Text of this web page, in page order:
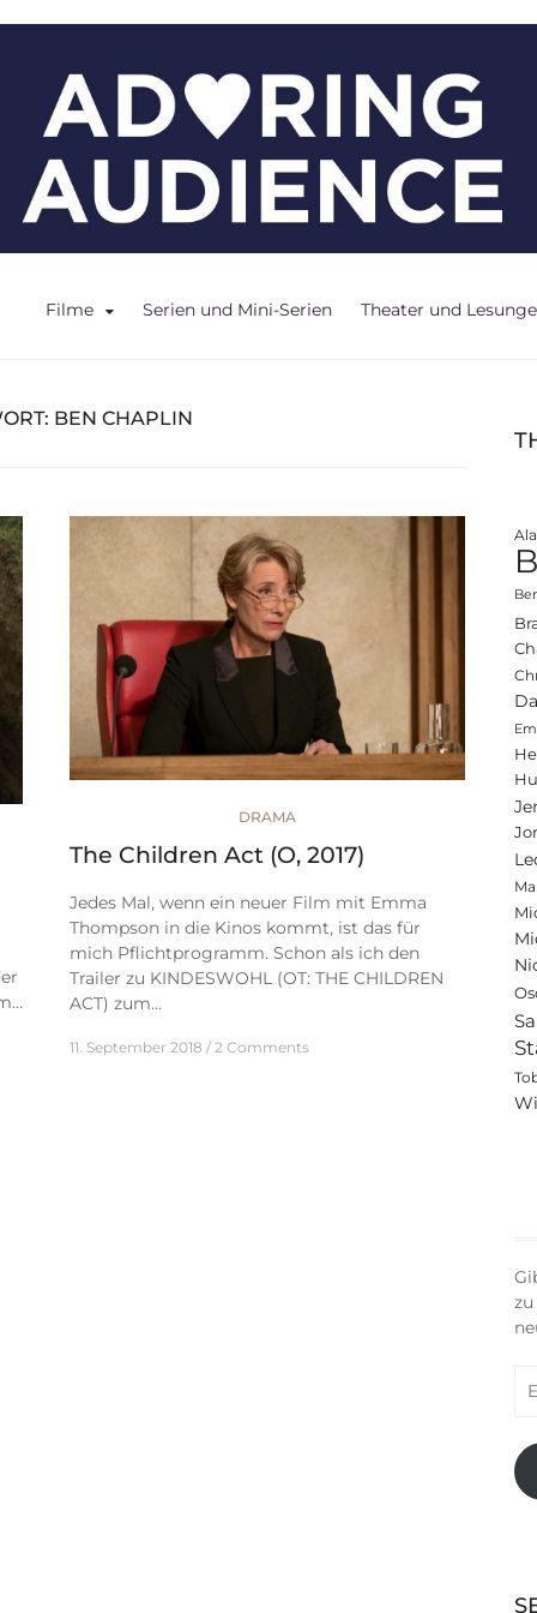
Filme Serien und Mini-Serien Theater und
BEN CHAPLIN
DRAMA
The Children Act (O, 2017)
Jedes Mal, wenn ein neuer Film mit Emma
Thompson in die Kinos kommt, ist das für
mich Pflichtprogramm. Schon als ich den
Trailer zu KINDESWOHL (OT: THE CHILDREN
ACT) zum…
11. September 2018 2 Comments